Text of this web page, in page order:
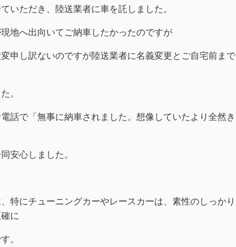
いただき、陸送業者に車を託しました。
地へ出向いてご納車したかったのですが
申し訳ないのですが陸送業者に名義変更とご自宅前まで
。
話で「無事に納車されました。想像していたより全然き
安心しました。
特にチューニングカーやレースカーは、素性のしっかり
に
。